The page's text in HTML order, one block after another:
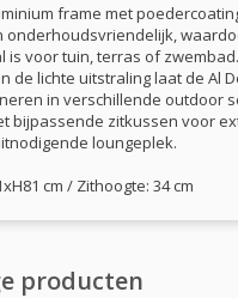
frame met
onderhoudsvriendelijk,
is voor tuin, terras of
de lichte uitstraling laat de Al
in verschillende outdoor
bijpassende zitkussen voor
loungeplek.
cm / Zithoogte: 34 cm
producten